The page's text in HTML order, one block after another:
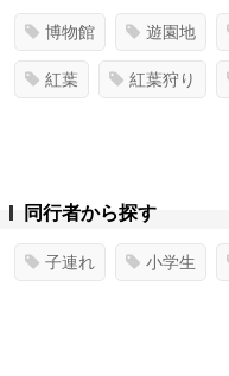
博物館 遊園地
紅葉 紅葉狩り
同行者から探す
子連れ 小学生